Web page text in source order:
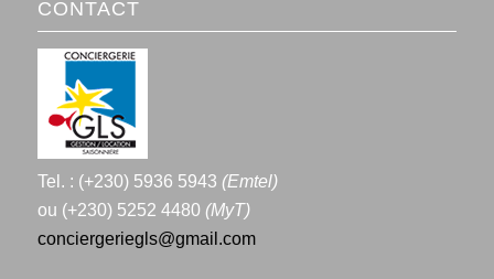
CONTACT
Tel. : (+230) 5936 5943 (Emtel)
ou (+230) 5252 4480 (MyT)
conciergeriegls@gmail.com